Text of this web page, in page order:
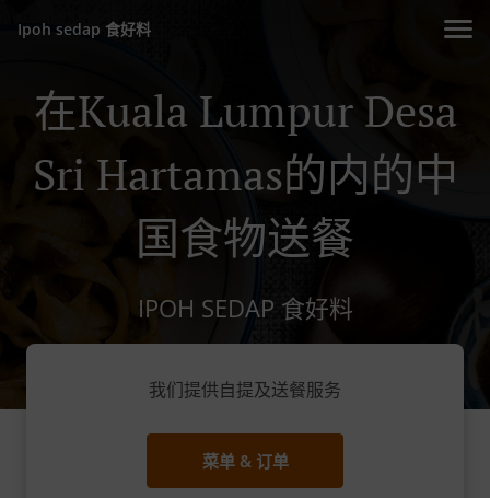
Ipoh sedap 食好料
在Kuala Lumpur Desa
Sri Hartamas的内的中
国食物送餐
IPOH SEDAP 食好料
我们提供自提及送餐服务
菜单 & 订单